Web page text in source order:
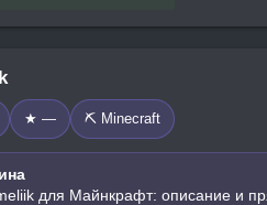
★ — ⛏️ Minecraft
для Майнкрафт: описание и